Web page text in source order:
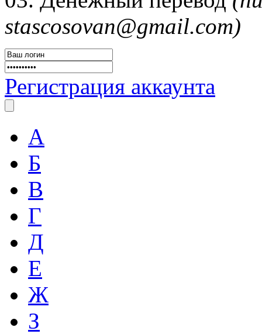
stascosovan@gmail.com)
Регистрация аккаунта
А
Б
В
Г
Д
Е
Ж
З